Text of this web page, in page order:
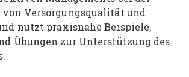
von Versorgungsqualität und
nutzt praxisnahe Beispiele,
Übungen zur Unterstützung des